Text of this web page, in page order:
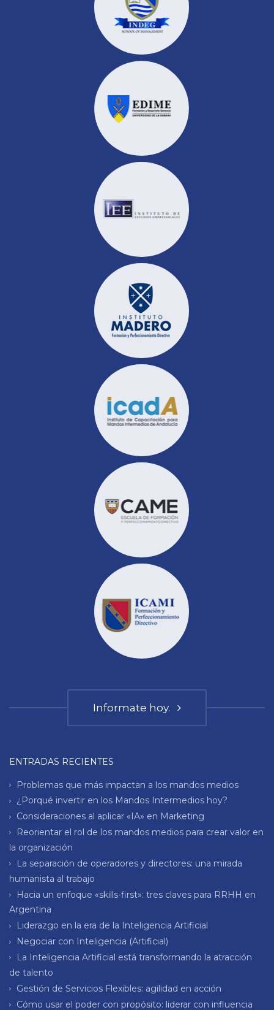
Informate hoy.
ENTRADAS RECIENTES
Problemas que más impactan a los mandos medios
¿Porqué invertir en los Mandos Intermedios hoy?
Consideraciones al aplicar «IA» en Marketing
Reorientar el rol de los mandos medios para crear valor en
la organización
La separación de operadores y directores: una mirada
humanista al trabajo
Hacia un enfoque «skills-first»: tres claves para RRHH en
Argentina
Liderazgo en la era de la Inteligencia Artificial
Negociar con Inteligencia (Artificial)
La Inteligencia Artificial está transformando la atracción
de talento
Gestión de Servicios Flexibles: agilidad en acción
Cómo usar el poder con propósito: liderar con influencia